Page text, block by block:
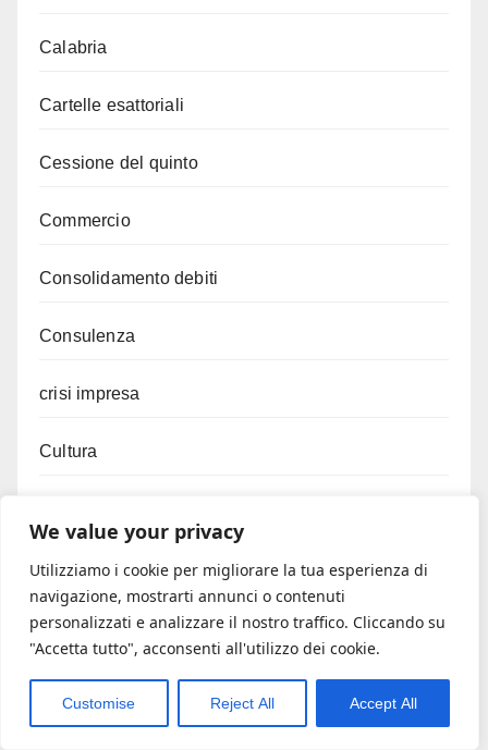
We value your privacy
Utilizziamo i cookie per migliorare la tua esperienza di
navigazione, mostrarti annunci o contenuti
personalizzati e analizzare il nostro traffico. Cliccando su
"Accetta tutto", acconsenti all'utilizzo dei cookie.
Customise Reject All Accept All
Calabria
Cartelle esattoriali
Cessione del quinto
Commercio
Consolidamento debiti
Consulenza
crisi impresa
Cultura
Editoria
Efficientamento energetico
Energia rinnovabile